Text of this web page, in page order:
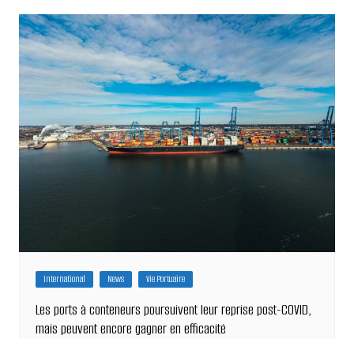
International News Vie Portuaire
Les ports à conteneurs poursuivent leur reprise post-COVID,
mais peuvent encore gagner en efficacité